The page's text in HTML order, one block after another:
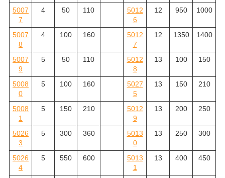
5007
7
4 50 110
5012
6
12 950 1000
5007
8
4 100 160
5012
7
12 1350 1400
5007
9
5 50 110
5012
8
13 100 150
5008
0
5 100 160
5027
5
13 150 210
5008
1
5 150 210
5012
9
13 200 250
5026
3
5 300 360
5013
0
13 250 300
5026
4
5 550 600
5013
1
13 400 450